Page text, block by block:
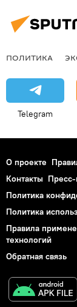
ПОЛИТИКА
Telegram
О проекте
Контакты
Политика
Политика
Правила
технологий
Обратная связь